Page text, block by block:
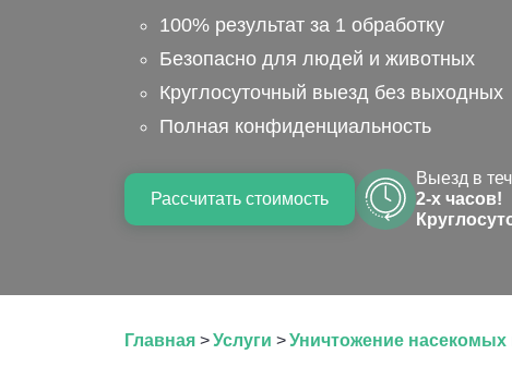
100% результат за 1 обработку
Безопасно для людей и животных
Круглосуточный выезд без выходных
Полная конфиденциальность
Рассчитать стоимость
Выезд в
2-х часов!
Главная >Услуги >Уничтожение